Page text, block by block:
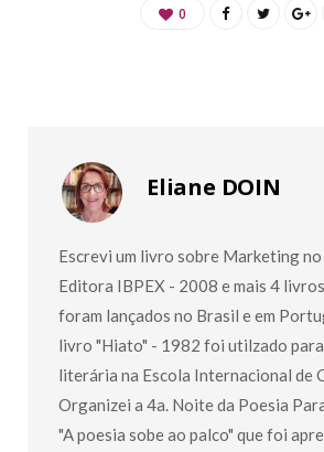
0
Eliane DOIN
Escrevi um livro sobre Marketing
Editora IBPEX - 2008 e mais 4
foram lançados no Brasil e em
livro "Hiato" - 1982 foi utilzado
literária na Escola Internacional de
Organizei a 4a. Noite da Poesia
"A poesia sobe ao palco" que foi